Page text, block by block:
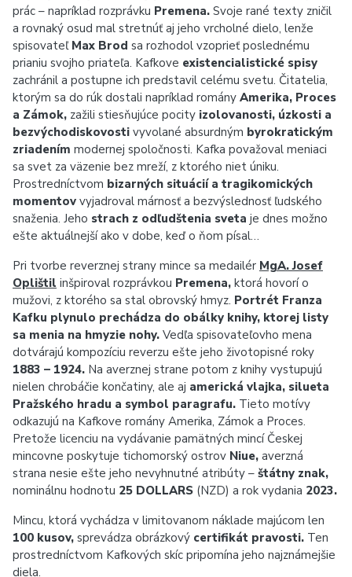
prác – napríklad rozprávku Premena. Svoje rané texty zničil
a rovnaký osud mal stretnúť aj jeho vrcholné dielo, lenže
spisovateľ Max Brod sa rozhodol vzoprieť poslednému
prianiu svojho priateľa. Kafkove existencialistické spisy
zachránil a postupne ich predstavil celému svetu. Čitatelia,
ktorým sa do rúk dostali napríklad romány Amerika, Proces
a Zámok, zažili stiesňujúce pocity izolovanosti, úzkosti a
bezvýchodiskovosti vyvolané absurdným byrokratickým
zriadením modernej spoločnosti. Kafka považoval meniaci
sa svet za väzenie bez mreží, z ktorého niet úniku.
Prostredníctvom bizarných situácií a tragikomických
momentov vyjadroval márnosť a bezvýslednosť ľudského
snaženia. Jeho strach z odľudštenia sveta je dnes možno
ešte aktuálnejší ako v dobe, keď o ňom písal…
Pri tvorbe reverznej strany mince sa medailér MgA. Josef
Oplištil inšpiroval rozprávkou Premena, ktorá hovorí o
mužovi, z ktorého sa stal obrovský hmyz. Portrét Franza
Kafku plynulo prechádza do obálky knihy, ktorej listy
sa menia na hmyzie nohy. Vedľa spisovateľovho mena
dotvárajú kompozíciu reverzu ešte jeho životopisné roky
1883 – 1924. Na averznej strane potom z knihy vystupujú
nielen chrobáčie končatiny, ale aj americká vlajka, silueta
Pražského hradu a symbol paragrafu. Tieto motívy
odkazujú na Kafkove romány Amerika, Zámok a Proces.
Pretože licenciu na vydávanie pamätných mincí Českej
mincovne poskytuje tichomorský ostrov Niue, averzná
strana nesie ešte jeho nevyhnutné atribúty – štátny znak,
nominálnu hodnotu 25 DOLLARS (NZD) a rok vydania 2023.
Mincu, ktorá vychádza v limitovanom náklade majúcom len
100 kusov, sprevádza obrázkový certifikát pravosti. Ten
prostredníctvom Kafkových skíc pripomína jeho najznámejšie
diela.